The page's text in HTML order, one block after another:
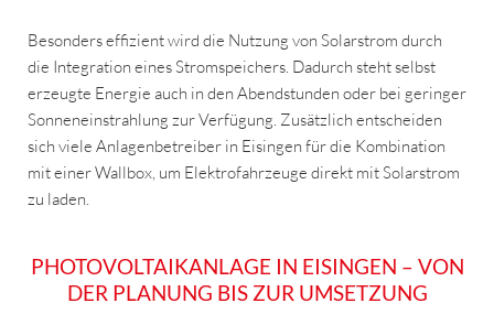
Besonders effizient wird die Nutzung von Solarstrom durch
die Integration eines Stromspeichers. Dadurch steht selbst
erzeugte Energie auch in den Abendstunden oder bei geringer
Sonneneinstrahlung zur Verfügung. Zusätzlich entscheiden
sich viele Anlagenbetreiber in Eisingen für die Kombination
mit einer Wallbox, um Elektrofahrzeuge direkt mit Solarstrom
zu laden.
PHOTOVOLTAIKANLAGE IN EISINGEN – VON
DER PLANUNG BIS ZUR UMSETZUNG